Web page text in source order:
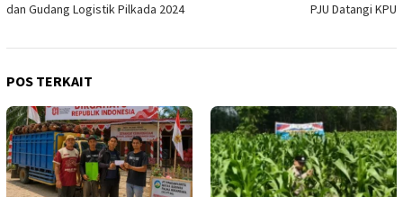
dan Gudang Logistik Pilkada 2024
PJU Datangi KPU
POS TERKAIT